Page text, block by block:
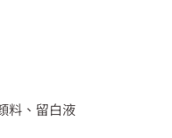
料、留白液